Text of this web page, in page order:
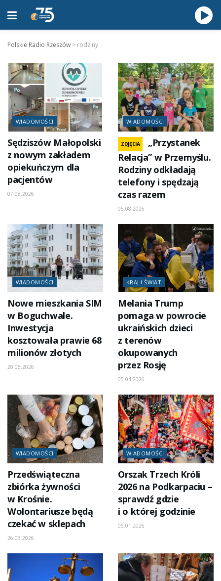
Polskie Radio Rzeszów > rodziny
WIADOMOŚCI
Sędziszów Małopolski
z nowym zakładem
opiekuńczym dla
pacjentów
07.08.2026
WIADOMOŚCI
ZDJĘCIA
„Przystanek
Relacja” w Przemyślu.
Rodziny odkładają
telefony i spędzają
czas razem
05.08.2026
WIADOMOŚCI
Nowe mieszkania SIM
w Boguchwale.
Inwestycja
kosztowała prawie 68
milionów złotych
20.05.2026
KRAJ I ŚWIAT
Melania Trump
pomaga w powrocie
ukraińskich dzieci
z terenów
okupowanych
przez Rosję
05.04.2026
WIADOMOŚCI
Przedświąteczna
zbiórka żywności
w Krośnie.
Wolontariusze będą
czekać w sklepach
26.03.2026
WIADOMOŚCI
Orszak Trzech Króli
2026 na Podkarpaciu –
sprawdź gdzie
i o której godzinie
05.01.2026